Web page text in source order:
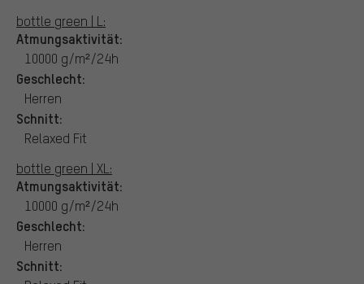
bottle green | L:
Atmungsaktivität:
10000 g/m²/24h
Geschlecht:
Herren
Schnitt:
Relaxed Fit
bottle green | XL:
Atmungsaktivität:
10000 g/m²/24h
Geschlecht:
Herren
Schnitt: